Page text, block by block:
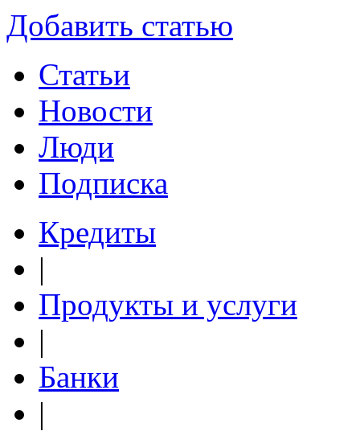
Добавить статью
Статьи
Новости
Люди
Подписка
Кредиты
|
Продукты и услуги
|
Банки
|